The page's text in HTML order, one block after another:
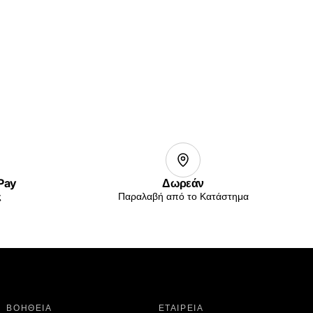
Δωρεάν
Παραλαβή από το Κατάστημα
ΒΟΗΘΕΙΑ ΕΤΑΙΡΕΙΑ